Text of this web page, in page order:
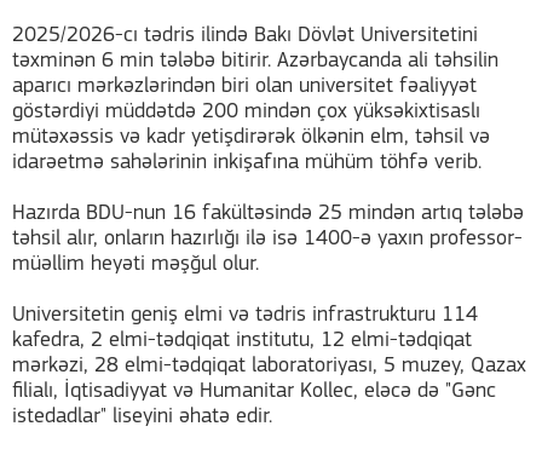
2025/2026-cı tədris ilində Bakı Dövlət Universitetini
təxminən 6 min tələbə bitirir. Azərbaycanda ali təhsilin
aparıcı mərkəzlərindən biri olan universitet fəaliyyət
göstərdiyi müddətdə 200 mindən çox yüksəkixtisaslı
mütəxəssis və kadr yetişdirərək ölkənin elm, təhsil və
idarəetmə sahələrinin inkişafına mühüm töhfə verib.
Hazırda BDU-nun 16 fakültəsində 25 mindən artıq tələbə
təhsil alır, onların hazırlığı ilə isə 1400-ə yaxın professor-
müəllim heyəti məşğul olur.
Universitetin geniş elmi və tədris infrastrukturu 114
kafedra, 2 elmi-tədqiqat institutu, 12 elmi-tədqiqat
mərkəzi, 28 elmi-tədqiqat laboratoriyası, 5 muzey, Qazax
filialı, İqtisadiyyat və Humanitar Kollec, eləcə də "Gənc
istedadlar" liseyini əhatə edir.